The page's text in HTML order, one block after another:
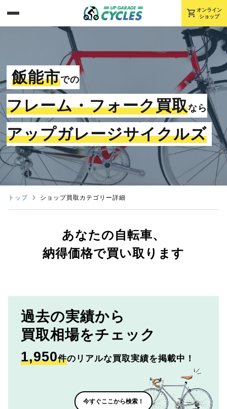
shopping_cart オンライン
ショップ
飯能市での
フレーム・フォーク買取なら
アップガレージサイクルズ
トップ ショップ買取カテゴリー詳細
あなたの自転車、
納得価格で買い取ります
過去の実績から
買取相場をチェック
1,950件のリアルな買取実績を掲載中！
今すぐここから検索！